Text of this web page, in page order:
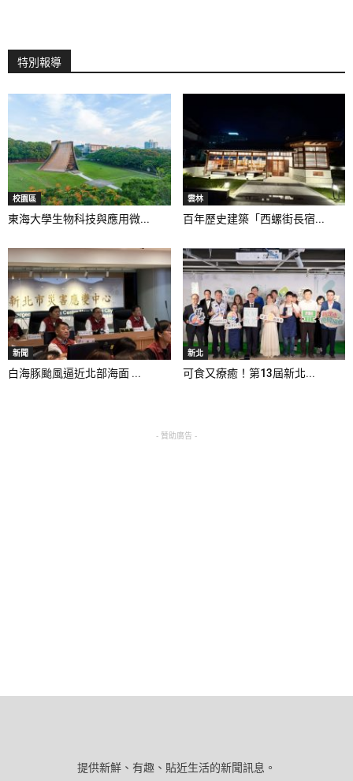
特別報導
校園區
東海大學生物科技與應用微...
雲林
百年歷史建築「西螺街長宿...
新聞
白海豚颱風逼近北部海面 ...
新北
可食又療癒！第13屆新北...
- 贊助廣告 -
提供新鮮、有趣、貼近生活的新聞訊息。